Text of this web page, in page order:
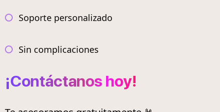
Soporte personalizado
Sin complicaciones
¡Contáctanos hoy!